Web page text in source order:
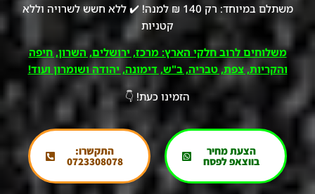
משתלם במיוחד: רק 140 ₪ למנה! ✔️ ללא חשש לשרויה וללא
קטניות
משלוחים לרוב חלקי הארץ: מרכז, ירושלים, השרון, חיפה
והקריות, צפת, טבריה, ב"ש, דימונה, יהודה ושומרון ועוד!
הזמינו כעת! 👇
הצעת מחיר
בווצאפ לפסח
התקשרו:
0723308078